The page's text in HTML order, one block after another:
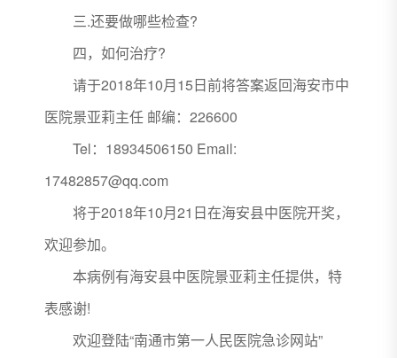
三.还要做哪些检查?
四，如何治疗?
请于2018年10月15日前将答案返回海安市中
医院景亚莉主任 邮编：226600
Tel：18934506150 Email:
17482857@qq.com
将于2018年10月21日在海安县中医院开奖，
欢迎参加。
本病例有海安县中医院景亚莉主任提供，特
表感谢!
欢迎登陆“南通市第一人民医院急诊网站”